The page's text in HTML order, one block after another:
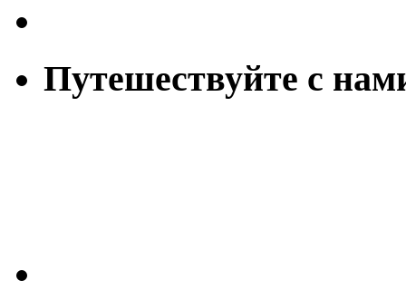
Путешествуйте с